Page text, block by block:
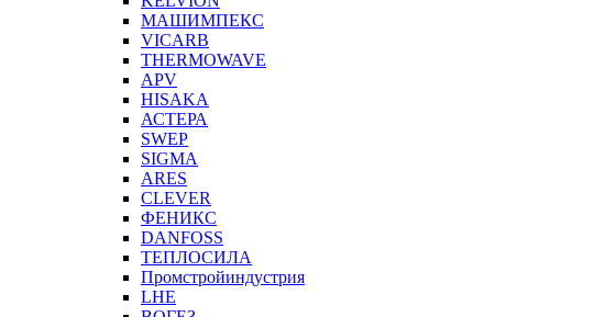
МАШИМПЕКС
VICARB
THERMOWAVE
APV
HISAKA
АСТЕРА
SWEP
SIGMA
ARES
CLEVER
ФЕНИКС
DANFOSS
ТЕПЛОСИЛА
Промстройиндустрия
LHE